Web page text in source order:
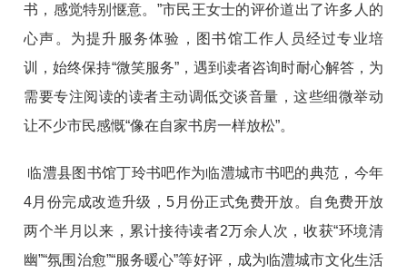
书，感觉特别惬意。”市民王女士的评价道出了许多人的
心声。为提升服务体验，图书馆工作人员经过专业培
训，始终保持“微笑服务”，遇到读者咨询时耐心解答，为
需要专注阅读的读者主动调低交谈音量，这些细微举动
让不少市民感慨“像在自家书房一样放松”。
临澧县图书馆丁玲书吧作为临澧城市书吧的典范，今年
4月份完成改造升级，5月份正式免费开放。自免费开放
两个半月以来 ，累计接待读者2万余 人次，收获“环境清
幽”“氛围治愈”“服务暖心”等好评，成为临澧城市文化生活